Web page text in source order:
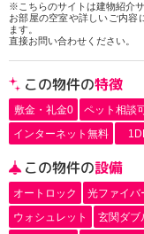
※こちらのサイトは建物紹介
お部屋の空室や詳しいご内容
ます。
直接お問い合わせください。
この物件の特徴
敷金・礼金0 ペット相談
インターネット無料
この物件の設備
オートロック 光ファイバ
ウォシュレット
玄関ダブ